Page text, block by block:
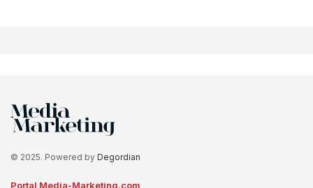
© 2025. Powered by Degordian
Portal Media-Marketing.com